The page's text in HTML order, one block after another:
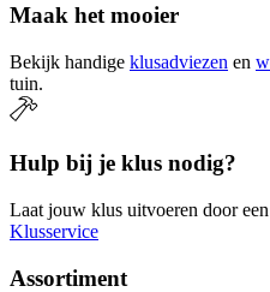
Maak het mooier
Bekijk handige klusadviezen en
tuin.
Hulp bij je klus nodig?
Laat jouw klus uitvoeren door
Klusservice
Assortiment